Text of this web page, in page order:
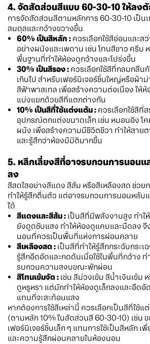
4. จัดสัดส่วนสีแบบ 60-30-10 ให้ลง
การจัดสัดส่วนสีตามหลักการ 60-30-10 เป็น
สมดุลและกว้างขวางขึ้น
60% เป็นสีหลัก : ควรเลือกใช้สีอ่อนและ
อย่างผนังและเพดาน เช่น โทนสีขาว ครีม
พื้นฐานที่ทำให้ห้องดูกว้างและโปร่งขึ้น
30% เป็นสีรอง : ควรเลือกใช้สีที่กลมกลืน
เกินไป สำหรับเฟอร์นิเจอร์ชิ้นใหญ่หรือผ้า
สีฟ้าพาสเทล เพื่อสร้างความต่อเนื่อง ให้
แบ่งแยกด้วยสีที่แตกต่างกัน
10% เป็นสีที่ใช้แต่งแต้ม : ควรเลือกใช้สีที่
อุปกรณ์ตกแต่งขนาดเล็ก เช่น หมอนอิง โ
ผนัง เพื่อสร้างความมีชีวิตชีวา ทำให้สาย
และรู้สึกว่าห้องมีมิติมากขึ้น
5. หลีกเลี่ยงสีที่อาจรบกวนการนอนแ
ลง
สีสดใสอย่างสีแดง สีส้ม หรือสีเหลืองสด ช่วย
ทำให้รู้สึกตื่นตัว แต่อาจรบกวนการนอนหลับ
ได้
สีแดงและสีส้ม : เป็นสีที่มีพลังงานสูง ทำใ
ยังดูดซับแสง ทำให้ห้องดูแคบและมืดลง จึ
นอนที่ควรเป็นพื้นที่แห่งการผ่อนคลาย
สีเหลืองสด : เป็นสีที่ทำให้รู้สึกกระฉับกระ
รู้สึกอึดอัดและกดดันเมื่อใช้ในพื้นที่กว้าง ท
รบกวนความสงบขณะพักผ่อน
สีโทนเข้มจัด : เช่น สีม่วงเข้ม สีน้ำเงินเข้ม
ดูหรูหรา แต่มักทำให้ห้องดูเล็กลงและอึดอั
แทนที่จะสะท้อนแสง
หากต้องการใช้สีเหล่านี้ ควรเลือกเป็นสีที่ใช้
(ตามหลัก 10% ในสัดส่วนสี 60-30-10) เช่น
เฟอร์นิเจอร์ชิ้นเล็ก ๆ แทนการใช้เป็นสีหลัก เ
และความรู้สึกผ่อนคลายในห้องนอน